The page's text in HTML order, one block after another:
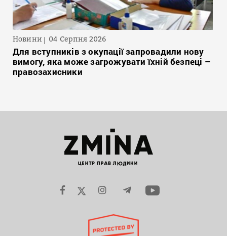
Новини 04 Серпня 2026
Для вступників з окупації запровадили нову
вимогу, яка може загрожувати їхній безпеці –
правозахисники